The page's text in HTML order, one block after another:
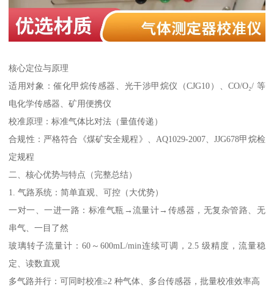
核心定位与原理
适用对象：催化甲烷传感器、光干涉甲烷仪（CJG10）、CO/O₂/ 等
电化学传感器、矿用便携仪
校准原理：标准气体比对法（量值传递）
合规性：严格符合《煤矿安全规程》、AQ1029-2007、JJG678甲烷检
定规程
二、核心优势与特点（完整总结）
1. 气路系统：简单直观、可控（大优势）
一对一、一进一路：标准气瓶→流量计→传感器，无复杂管路、无
串气、一目了然
玻璃转子流量计：60～600mL/min连续可调，2.5 级精度，流量稳
定、读数直观
多气路并行：可同时校准≥2 种气体、多台传感器，批量校准效率高